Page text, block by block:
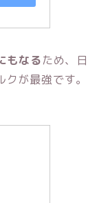
もなるため、日
が最強です。